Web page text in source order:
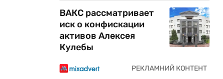
ВАКС рассматривает
иск о конфискации
активов Алексея
Кулебы